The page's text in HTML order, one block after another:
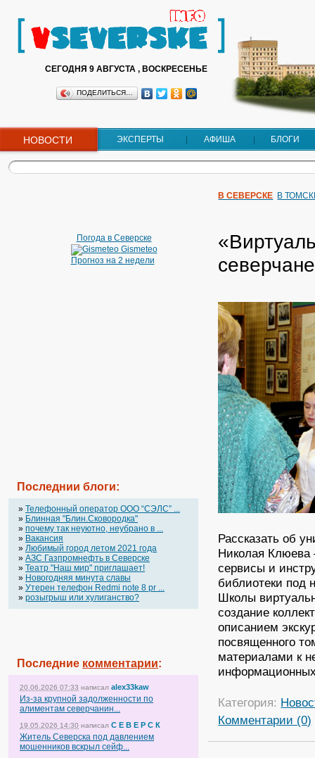
СЕГОДНЯ 9 АВГУСТА , ВОСКРЕСЕНЬЕ
ПОДЕЛИТЬСЯ…
НОВОСТИ ЭКСПЕРТЫ АФИША БЛОГИ
Погода в Северске
Gismeteo
Прогноз на 2 недели
Последнии блоги:
» Телефонный оператор OOO “СЭЛС” ...
» Блинная "Блин.Сковородка"
» почему так неуютно, неубрано в ...
» Вакансия
» Любимый город летом 2021 года
» АЗС Газпромнефть в Северске
» Театр "Наш мир" приглашает!
» Новогодняя минута славы
» Утерен телефон Redmi note 8 pr ...
» розыгрыш или хулиганство?
Последние комментарии:
20.06.2026 07:33 написал alex33kaw
Из-за крупной задолженности по
алиментам северчанин...
19.05.2026 14:30 написал С Е В Е Р С К
Житель Северска под давлением
мошенников вскрыл сейф...
В СЕВЕРСКЕ В
Рассказать об
Николая Клюева
сервисы и
библиотеки под
Школы
создание
описанием
посвященного
материалами к
Категория:
Комментарии (0)